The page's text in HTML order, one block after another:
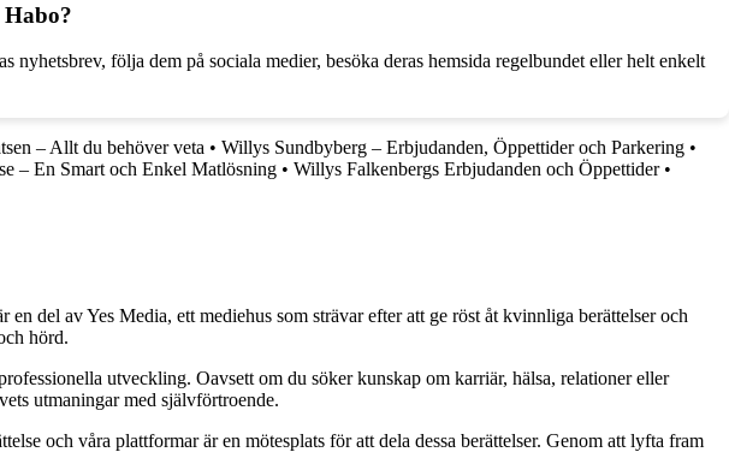
följa dem på sociala medier, besöka deras hemsida regelbundet eller helt enkelt
– Allt du behöver veta • Willys Sundbyberg – Erbjudanden, Öppettider och Parkering •
– En Smart och Enkel Matlösning • Willys Falkenbergs Erbjudanden och Öppettider•
del av Yes Media, ett mediehus som strävar efter att ge röst åt kvinnliga berättelser och
hörd.
utveckling. Oavsett om du söker kunskap om karriär, hälsa, relationer eller
utmaningar med självförtroende.
och våra plattformar är en mötesplats för att dela dessa berättelser. Genom att lyfta fram